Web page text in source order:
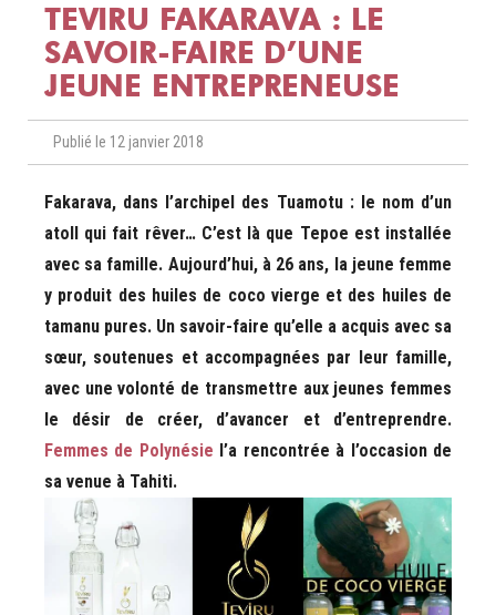
TEVIRU FAKARAVA : LE
SAVOIR-FAIRE D’UNE
JEUNE ENTREPRENEUSE
Publié le 12 janvier 2018
Fakarava, dans l’archipel des Tuamotu : le nom d’un
atoll qui fait rêver… C’est là que Tepoe est installée
avec sa famille. Aujourd’hui, à 26 ans, la jeune femme
y produit des huiles de coco vierge et des huiles de
tamanu pures. Un savoir-faire qu’elle a acquis avec sa
sœur, soutenues et accompagnées par leur famille,
avec une volonté de transmettre aux jeunes femmes
le désir de créer, d’avancer et d’entreprendre.
Femmes de Polynésie l’a rencontrée à l’occasion de
sa venue à Tahiti.